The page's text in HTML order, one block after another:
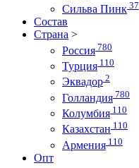
Сильва Пинк 37
Состав
Страна >
Россия 780
Турция 110
Эквадор 2
Голландия 780
Колумбия 110
Казахстан 110
Армения 110
Опт